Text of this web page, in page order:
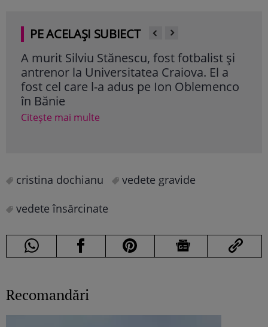
PE ACELAȘI SUBIECT
A murit Silviu Stănescu, fost fotbalist și
antrenor la Universitatea Craiova. El a
fost cel care l-a adus pe Ion Oblemenco
în Bănie
Citește mai multe
cristina dochianu
vedete gravide
vedete însărcinate
Recomandări